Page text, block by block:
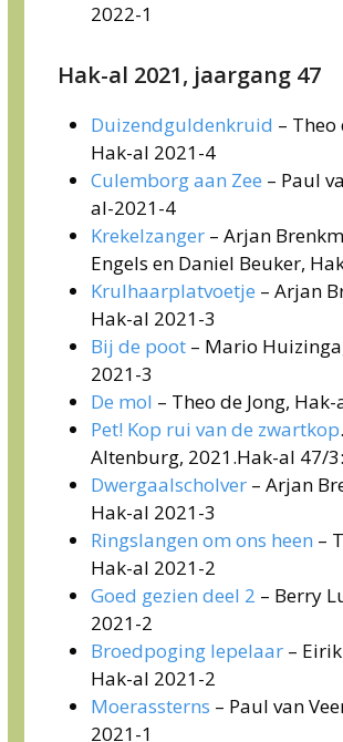
2022-1
Hak-al 2021, jaargang 47
Duizendguldenkruid – Theo
Hak-al 2021-4
Culemborg aan Zee – Paul
al-2021-4
Krekelzanger – Arjan
Engels en Daniel Beuker,
Krulhaarplatvoetje – Arjan
Hak-al 2021-3
Bij de poot – Mario
2021-3
De mol – Theo de Jong,
Pet! Kop rui van de zwartkop
Altenburg, 2021.Hak-al 47/
Dwergaalscholver – Arjan
Hak-al 2021-3
Ringslangen om ons heen –
Hak-al 2021-2
Goed gezien deel 2 – Berry
2021-2
Broedpoging lepelaar –
Hak-al 2021-2
Moerassterns – Paul van
2021-1